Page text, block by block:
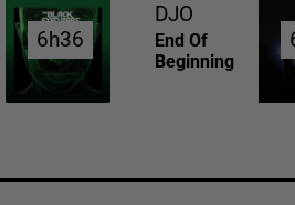
6h36
6h36
DJO
End Of
Beginning